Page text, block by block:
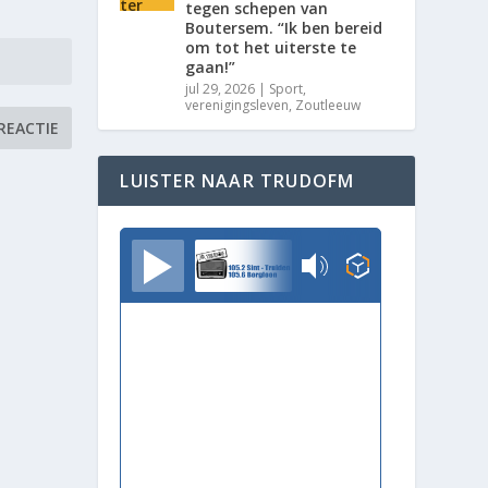
tegen schepen van
Boutersem. “Ik ben bereid
om tot het uiterste te
gaan!”
jul 29, 2026 | Sport,
verenigingsleven, Zoutleeuw
LUISTER NAAR TRUDOFM
TrudoFM